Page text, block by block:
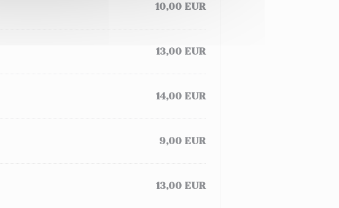
10,00 EUR
13,00 EUR
14,00 EUR
9,00 EUR
13,00 EUR